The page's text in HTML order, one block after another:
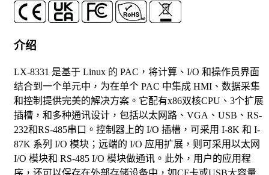
介绍
LX-8331 是基于 Linux 的 PAC，将计算、I/O 和操作员界面
结合到一个单元中，为在单个 PAC 中集成 HMI、数据采集
和控制提供完美的解决方案。它配有x86双核CPU、3个扩展
插槽，和多种通讯设计，包括以太网路、VGA、USB、RS-
232和RS-485串口。控制器上的 I/O 插槽，可采用 I-8K 和 I-
87K 系列 I/O 模块；远端的 I/O 应用扩展，则可采用以太网
I/O 模块和 RS-485 I/O 模块做通讯。此外，用户的应用程